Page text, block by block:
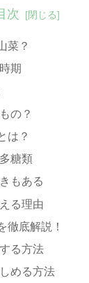
次
菜？
期
の？
は？
糖類
もある
る理由
徹底解説！
る方法
める方法